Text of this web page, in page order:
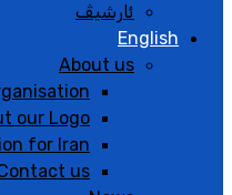
ئارشیڤ
English
About us
our Logo
for Iran
us